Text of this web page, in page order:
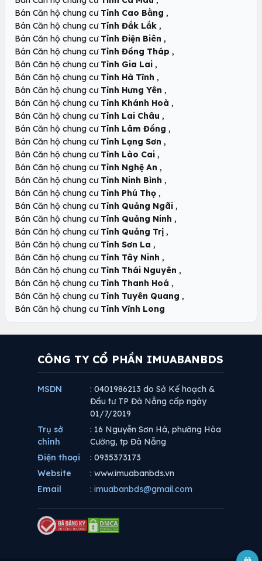
Bán Căn hộ chung cư Tỉnh Cao Bằng ,
Bán Căn hộ chung cư Tỉnh Đắk Lắk ,
Bán Căn hộ chung cư Tỉnh Điện Biên ,
Bán Căn hộ chung cư Tỉnh Đồng Tháp ,
Bán Căn hộ chung cư Tỉnh Gia Lai ,
Bán Căn hộ chung cư Tỉnh Hà Tĩnh ,
Bán Căn hộ chung cư Tỉnh Hưng Yên ,
Bán Căn hộ chung cư Tỉnh Khánh Hoà ,
Bán Căn hộ chung cư Tỉnh Lai Châu ,
Bán Căn hộ chung cư Tỉnh Lâm Đồng ,
Bán Căn hộ chung cư Tỉnh Lạng Sơn ,
Bán Căn hộ chung cư Tỉnh Lào Cai ,
Bán Căn hộ chung cư Tỉnh Nghệ An ,
Bán Căn hộ chung cư Tỉnh Ninh Bình ,
Bán Căn hộ chung cư Tỉnh Phú Thọ ,
Bán Căn hộ chung cư Tỉnh Quảng Ngãi ,
Bán Căn hộ chung cư Tỉnh Quảng Ninh ,
Bán Căn hộ chung cư Tỉnh Quảng Trị ,
Bán Căn hộ chung cư Tỉnh Sơn La ,
Bán Căn hộ chung cư Tỉnh Tây Ninh ,
Bán Căn hộ chung cư Tỉnh Thái Nguyên ,
Bán Căn hộ chung cư Tỉnh Thanh Hoá ,
Bán Căn hộ chung cư Tỉnh Tuyên Quang ,
Bán Căn hộ chung cư Tỉnh Vĩnh Long
CÔNG TY CỔ PHẦN IMUABANBDS
MSDN
: 0401986213 do Sở Kế hoạch &
Đầu tư TP Đà Nẵng cấp ngày
01/7/2019
Trụ sở
chính
: 16 Nguyễn Sơn Hà, phường Hòa
Cường, tp Đà Nẵng
Điện thoại
: 0935373173
Website
: www.imuabanbds.vn
Email
: imuabanbds@gmail.com